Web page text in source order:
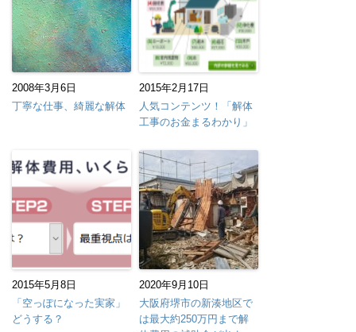
2008年3月6日
丁寧な仕事、綺麗な解体
2015年2月17日
人気コンテンツ！「解体
工事のお金まるわかり」
2015年5月8日
「空っぽになった実家」
どうする？
2020年9月10日
大阪府堺市の新湊地区で
は最大約250万円まで解